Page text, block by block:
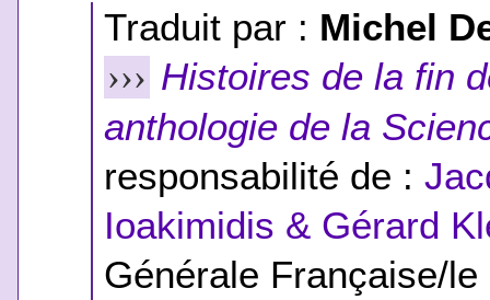
Traduit par : Michel
››› Histoires de la fin
anthologie de la
responsabilité de :
Ioakimidis & Gérard
Générale Française/